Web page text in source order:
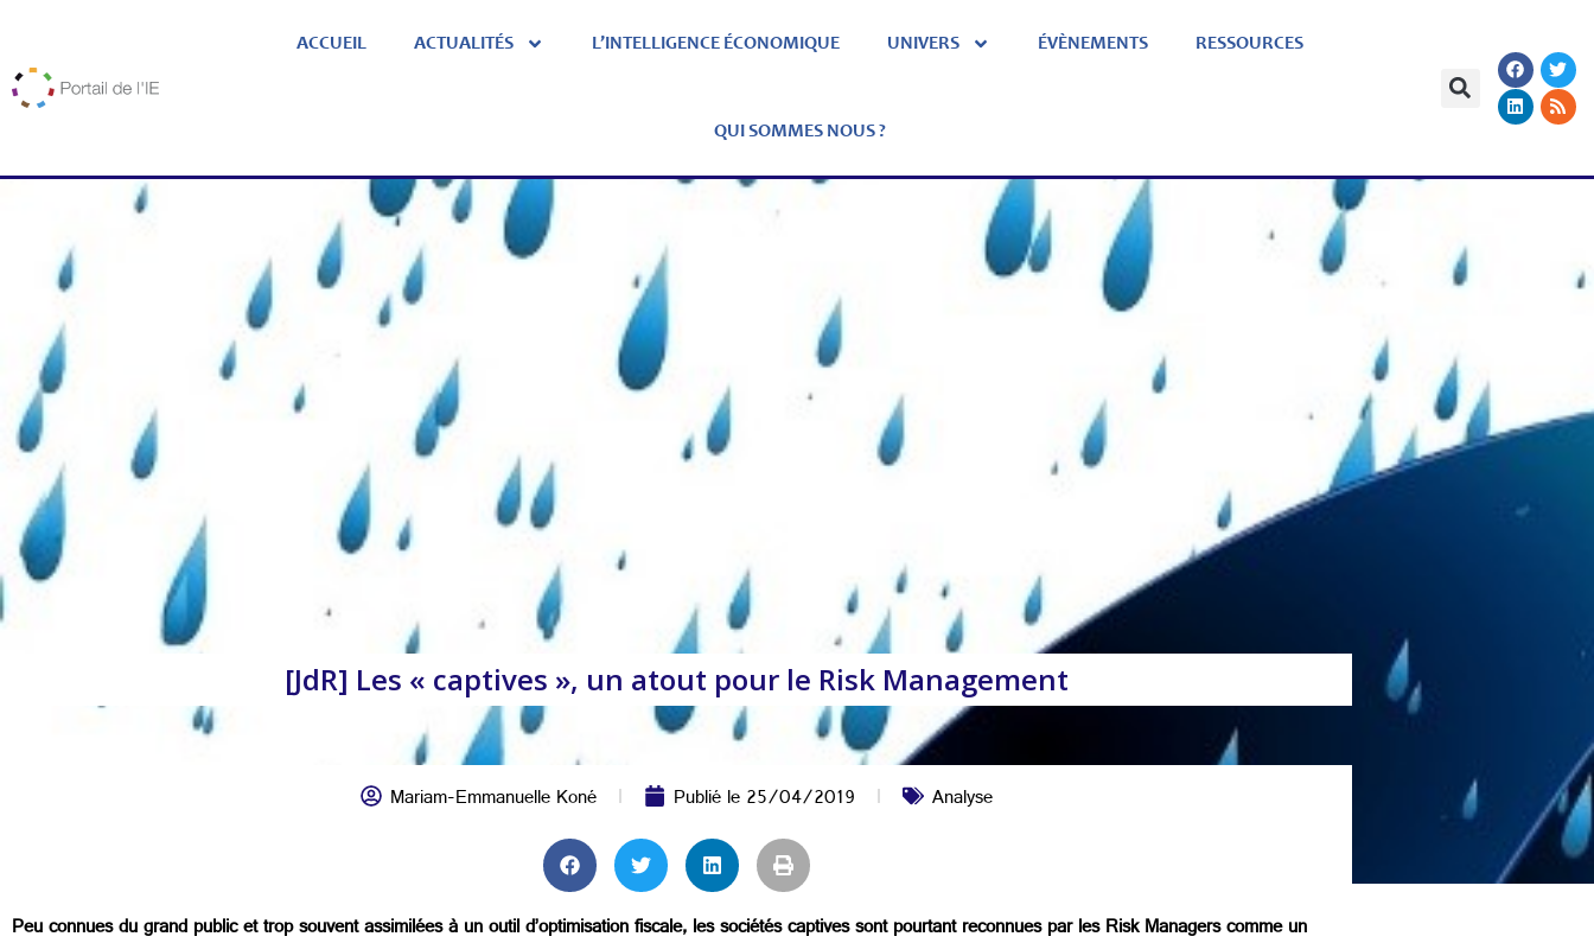
ACCUEIL ACTUALITÉS L’INTELLIGENCE ÉCONOMIQUE UNIVERS ÉVÈNEMENTS RESSOURCES
QUI SOMMES NOUS ?
[JdR] Les « captives », un atout pour le Risk Management
Mariam-Emmanuelle Koné Publié le25/04/2019 Analyse
Peu connues du grand public et trop souvent assimilées à un outil d’optimisation fiscale, les sociétés captives sont pourtant reconnues par les Risk Managers comme un